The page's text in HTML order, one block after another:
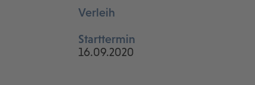
Verleih
Starttermin
16.09.2020